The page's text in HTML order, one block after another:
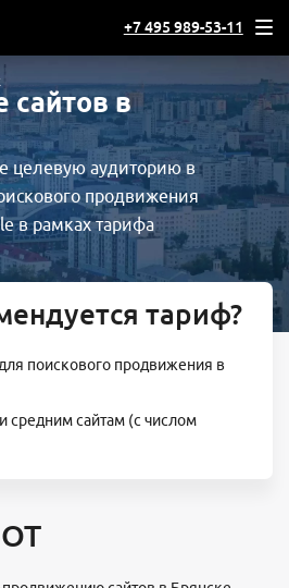
+7 495 989-53-11
в
целевую аудиторию в
продвижения
в рамках тарифа
тариф?
поискового продвижения в
средним сайтам (с числом